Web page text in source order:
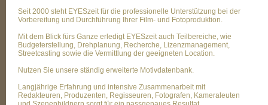
Seit 2000 steht EYESzeit für die professionelle Unterstützung bei der
Vorbereitung und Durchführung Ihrer Film- und Fotoproduktion.
Mit dem Blick fürs Ganze erledigt EYESzeit auch Teilbereiche, wie
Budgeterstellung, Drehplanung, Recherche, Lizenzmanagement,
Streetcasting sowie die Vermittlung der geeigneten Location.
Nutzen Sie unsere ständig erweiterte Motivdatenbank.
Langjährige Erfahrung und intensive Zusammenarbeit mit
Redakteuren, Produzenten, Regisseuren, Fotografen, Kameraleuten